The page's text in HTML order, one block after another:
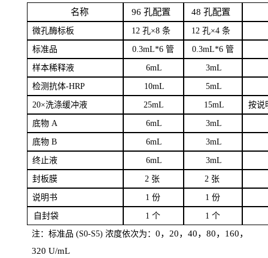
名称 96 孔配置 48 孔配置
微孔酶标板 12 孔×8 条 12 孔×4 条
标准品 0.3mL*6 管 0.3mL*6 管
样本稀释液 6mL 3mL
检测抗体-HRP 10mL 5mL
20×洗涤缓冲液 25mL 15mL 按说
底物A 6mL 3mL
底物B 6mL 3mL
终止液 6mL 3mL
封板膜 2 张 2 张
说明书 1 份 1 份
自封袋 1 个 1 个
注：标准品 (S0-S5) 浓度依次为： 0，20，40，80，160，
320 U/mL